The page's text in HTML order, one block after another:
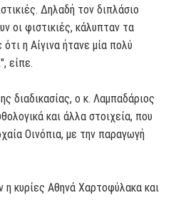
Δηλαδή τον διπλάσιο
οι φιστικιές, κάλυπταν τα
η Αίγινα ήτανε μία πολύ
είπε.
διαδικασίας, ο κ. Λαμπαδάριος
και άλλα στοιχεία, που
Οινόπια, με την παραγωγή
κυρίες Αθηνά Χαρτοφύλακα και